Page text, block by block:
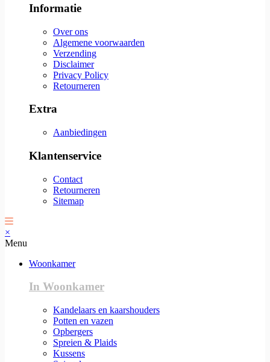
Informatie
Over ons
Algemene voorwaarden
Verzending
Disclaimer
Privacy Policy
Retourneren
Extra
Aanbiedingen
Klantenservice
Contact
Retourneren
Sitemap
×
Menu
Woonkamer
In Woonkamer
Kandelaars en kaarshouders
Potten en vazen
Opbergers
Spreien & Plaids
Kussens